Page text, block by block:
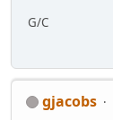
G/C
gjacobs